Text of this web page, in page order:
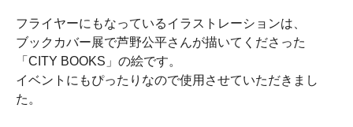
フライヤーにもなっているイラストレーションは、
ブックカバー展で芦野公平さんが描いてくださった
「CITY BOOKS」の絵です。
イベントにもぴったりなので使用させていただきまし
た。